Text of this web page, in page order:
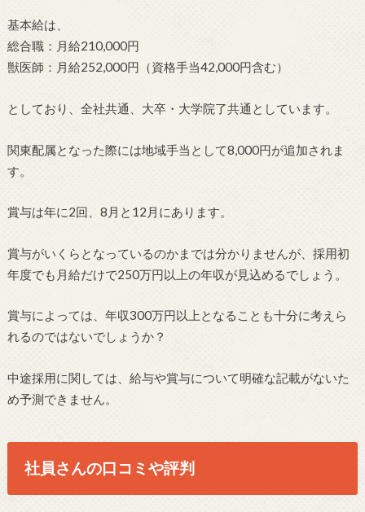
基本給は、
総合職：月給210,000円
獣医師：月給252,000円（資格手当42,000円含む）
としており、全社共通、大卒・大学院了共通としています。
関東配属となった際には地域手当として8,000円が追加されま
す。
賞与は年に2回、8月と12月にあります。
賞与がいくらとなっているのかまでは分かりませんが、採用初
年度でも月給だけで250万円以上の年収が見込めるでしょう。
賞与によっては、年収300万円以上となることも十分に考えら
れるのではないでしょうか？
中途採用に関しては、給与や賞与について明確な記載がないた
め予測できません。
社員さんの口コミや評判